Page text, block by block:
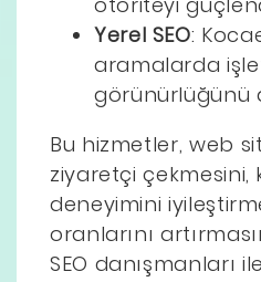
Yerel SEO:
aramalarda
görünürlüğünü
Bu hizmetler, web
ziyaretçi çekmesini,
deneyimini
oranlarını
SEO danışmanları